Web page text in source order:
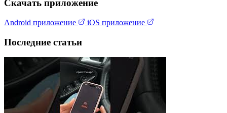
Скачать приложение
Android приложение iOS приложение
Последние статьи